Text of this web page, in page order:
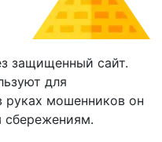
защищенный сайт.
для
руках мошенников он
сбережениям.